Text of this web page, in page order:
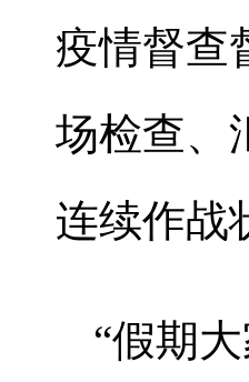
疫情督查
场检查、
连续作战
“假期